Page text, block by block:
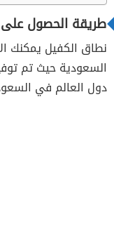
طريقة الحصول على
نطاق الكفيل يمكنك
السعودية حيث تم
دول العالم في